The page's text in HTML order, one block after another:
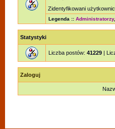
Zidentyfikowani
Legenda :: Administratorzy,
Statystyki
Liczba postów: 41229 |
Zaloguj